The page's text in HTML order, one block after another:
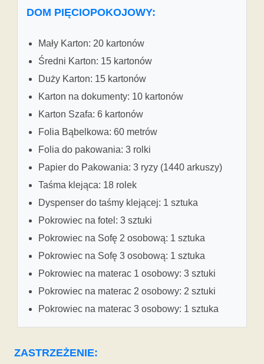
DOM PIĘCIOPOKOJOWY:
Mały Karton: 20 kartonów
Średni Karton: 15 kartonów
Duży Karton: 15 kartonów
Karton na dokumenty: 10 kartonów
Karton Szafa: 6 kartonów
Folia Bąbelkowa: 60 metrów
Folia do pakowania: 3 rolki
Papier do Pakowania: 3 ryzy (1440 arkuszy)
Taśma klejąca: 18 rolek
Dyspenser do taśmy klejącej: 1 sztuka
Pokrowiec na fotel: 3 sztuki
Pokrowiec na Sofę 2 osobową: 1 sztuka
Pokrowiec na Sofę 3 osobową: 1 sztuka
Pokrowiec na materac 1 osobowy: 3 sztuki
Pokrowiec na materac 2 osobowy: 2 sztuki
Pokrowiec na materac 3 osobowy: 1 sztuka
ZASTRZEŻENIE: